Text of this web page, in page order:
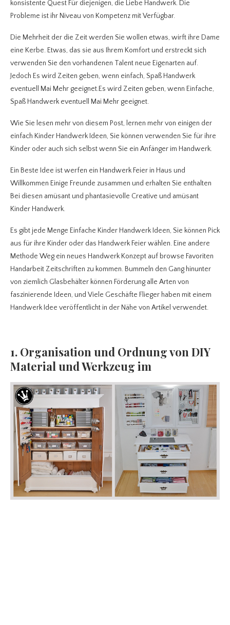
konsistente Quest Für diejenigen, die Liebe Handwerk. Die
Probleme ist ihr Niveau von Kompetenz mit Verfügbar.
Die Mehrheit der die Zeit werden Sie wollen etwas, wirft ihre Dame
eine Kerbe. Etwas, das sie aus Ihrem Komfort und erstreckt sich
verwenden Sie den vorhandenen Talent neue Eigenarten auf.
Jedoch Es wird Zeiten geben, wenn einfach, Spaß Handwerk
eventuell Mai Mehr geeignet.Es wird Zeiten geben, wenn Einfache,
Spaß Handwerk eventuell Mai Mehr geeignet.
Wie Sie lesen mehr von diesem Post, lernen mehr von einigen der
einfach Kinder Handwerk Ideen, Sie können verwenden Sie für ihre
Kinder oder auch sich selbst wenn Sie ein Anfänger im Handwerk.
Ein Beste Idee ist werfen ein Handwerk Feier in Haus und
Willkommen Einige Freunde zusammen und erhalten Sie enthalten
Bei diesen amüsant und phantasievolle Creative und amüsant
Kinder Handwerk.
Es gibt jede Menge Einfache Kinder Handwerk Ideen, Sie können Pick
aus für ihre Kinder oder das Handwerk Feier wählen. Eine andere
Methode Weg ein neues Handwerk Konzept auf browse Favoriten
Handarbeit Zeitschriften zu kommen. Bummeln den Gang hinunter
von ziemlich Glasbehälter können Förderung alle Arten von
faszinierende Ideen, und Viele Geschäfte Flieger haben mit einem
Handwerk Idee veröffentlicht in der Nähe von Artikel verwendet.
1. Organisation und Ordnung von DIY
Material und Werkzeug im